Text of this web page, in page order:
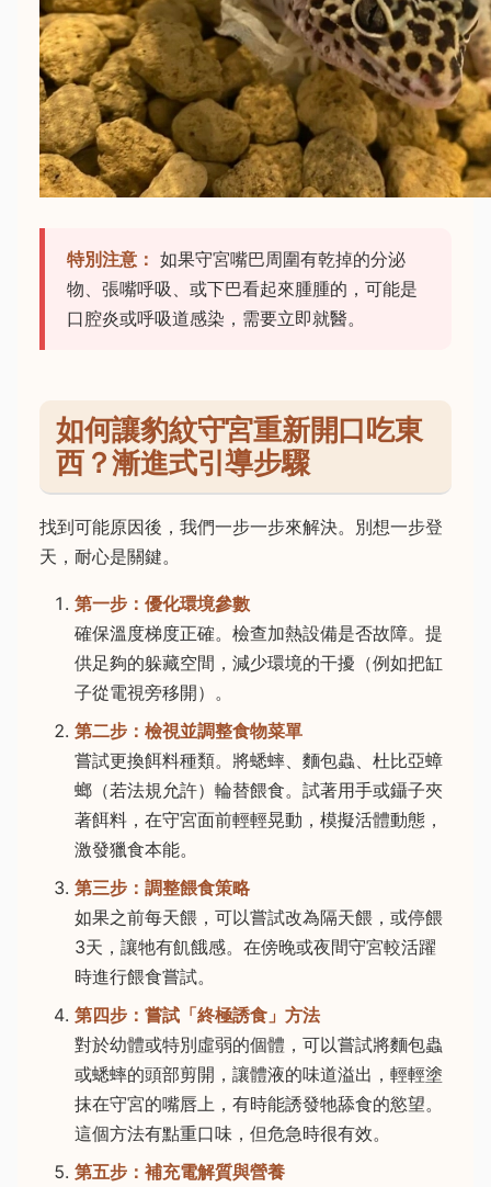
特別注意： 如果守宮嘴巴周圍有乾掉的分泌
物、張嘴呼吸、或下巴看起來腫腫的，可能是
口腔炎或呼吸道感染，需要立即就醫。
如何讓豹紋守宮重新開口吃東
西？漸進式引導步驟
找到可能原因後，我們一步一步來解決。別想一步登
天，耐心是關鍵。
第一步：優化環境參數
確保溫度梯度正確。檢查加熱設備是否故障。提
供足夠的躲藏空間，減少環境的干擾（例如把缸
子從電視旁移開）。
第二步：檢視並調整食物菜單
嘗試更換餌料種類。將蟋蟀、麵包蟲、杜比亞蟑
螂（若法規允許）輪替餵食。試著用手或鑷子夾
著餌料，在守宮面前輕輕晃動，模擬活體動態，
激發獵食本能。
第三步：調整餵食策略
如果之前每天餵，可以嘗試改為隔天餵，或停餵
3天，讓牠有飢餓感。在傍晚或夜間守宮較活躍
時進行餵食嘗試。
第四步：嘗試「終極誘食」方法
對於幼體或特別虛弱的個體，可以嘗試將麵包蟲
或蟋蟀的頭部剪開，讓體液的味道溢出，輕輕塗
抹在守宮的嘴唇上，有時能誘發牠舔食的慾望。
這個方法有點重口味，但危急時很有效。
第五步：補充電解質與營養